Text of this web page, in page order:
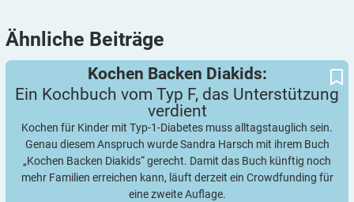
Ähnliche Beiträge
Kochen Backen Diakids:
Ein Kochbuch vom Typ F, das Unterstützung verdient
Kochen Backen Diakids:
Ein Kochbuch vom Typ F, das Unterstützung
verdient
Kochen für Kinder mit Typ-1-Diabetes muss alltagstauglich sein.
Genau diesem Anspruch wurde Sandra Harsch mit ihrem Buch
„Kochen Backen Diakids“ gerecht. Damit das Buch künftig noch
mehr Familien erreichen kann, läuft derzeit ein Crowdfunding für
eine zweite Auflage.